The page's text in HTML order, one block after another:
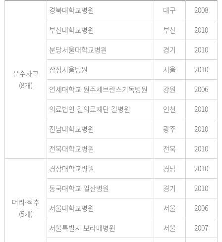
운수사고
(8개)
경북대학교병원 대구
2008
부산대학교병원
부산
2010
분당서울대학교병원
경기
2010
삼성서울병원
서울
2010
연세대학교 원주세브란스기독병원
강원
2006
의료법인 길의료재단 길병원
인천
2010
전남대학교병원
광주
2010
전북대학교병원
전북 2010
머리·척추
(5개)
경상대학교병원 경남
2010
동국대학교 일산병원
경기
2010
서울대학교병원
서울
2006
서울특별시 보라매병원
서울
2007